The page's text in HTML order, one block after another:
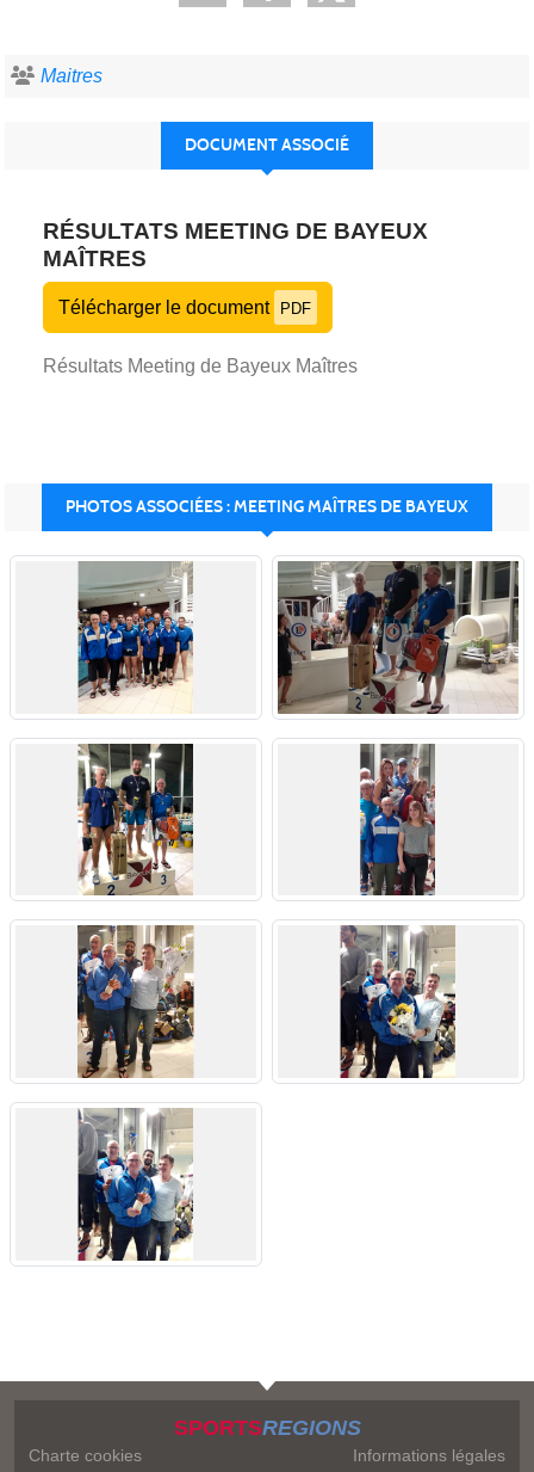
Maitres
DOCUMENT ASSOCIÉ
RÉSULTATS MEETING DE BAYEUX
MAÎTRES
Télécharger le document PDF
Résultats Meeting de Bayeux Maîtres
PHOTOS ASSOCIÉES : MEETING MAÎTRES DE BAYEUX
SPORTSREGIONS
Charte cookies Informations légales